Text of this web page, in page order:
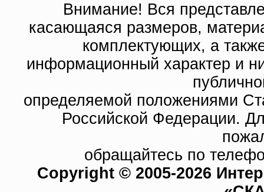
Внимание! Вся
касающаяся размеров,
комплектующих, а
информационный характер и
определяемой положениями
Российской Федерации.
обращайтесь по
Copyright © 2005-2026